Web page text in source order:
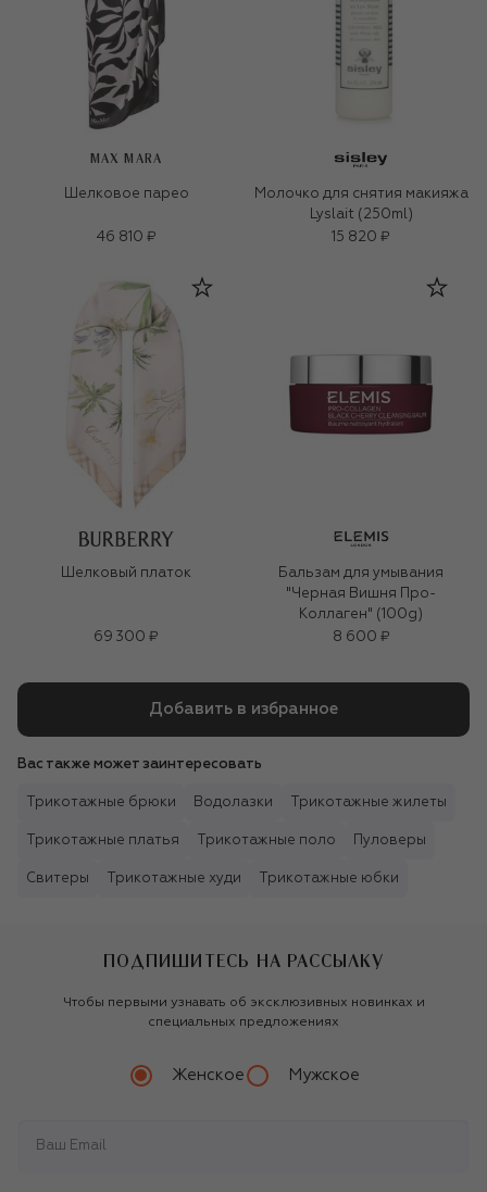
MAX MARA
Шелковое парео
46 810 ₽
Молочко для снятия макияжа
Lyslait (250ml)
15 820 ₽
Шелковый платок
69 300 ₽
Бальзам для умывания
"Черная Вишня Про-
Коллаген" (100g)
8 600 ₽
Добавить в избранное
Вас также может заинтересовать
Трикотажные брюки Водолазки Трикотажные жилеты
Трикотажные платья Трикотажные поло Пуловеры
Свитеры Трикотажные худи Трикотажные юбки
ПОДПИШИТЕСЬ НА РАССЫЛКУ
Чтобы первыми узнавать об эксклюзивных новинках и
специальных предложениях
Женское Мужское